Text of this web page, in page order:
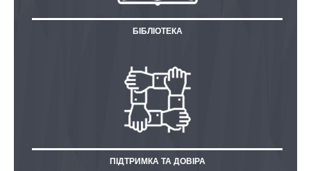
БІБЛІОТЕКА
ПІДТРИМКА ТА ДОВІРА